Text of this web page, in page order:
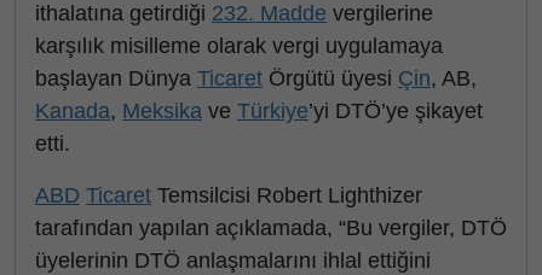
ithalatına getirdiği 232. Madde vergilerine
karşılık misilleme olarak vergi uygulamaya
başlayan Dünya Ticaret Örgütü üyesi Çin, AB,
Kanada, Meksika ve Türkiye’yi DTÖ’ye şikayet
etti.
ABD Ticaret Temsilcisi Robert Lighthizer
tarafından yapılan açıklamada, “Bu vergiler, DTÖ
üyelerinin DTÖ anlaşmalarını ihlal ettiğini